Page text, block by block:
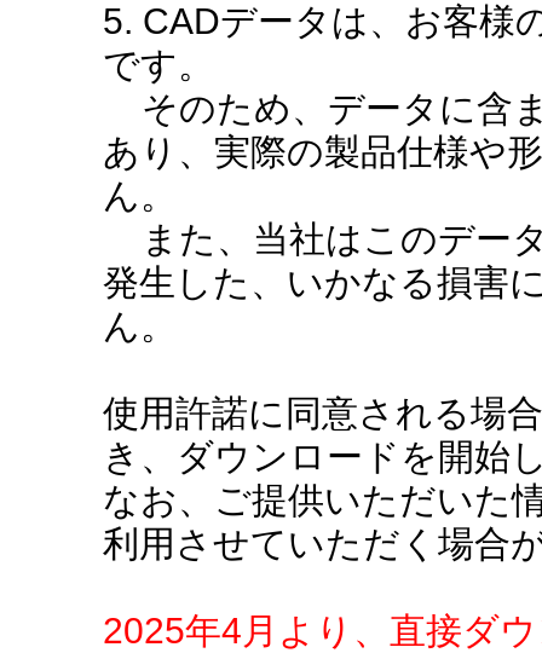
5. CADデータは、お客様
です。
そのため、データに含
あり、実際の製品仕様や
ん。
また、当社はこのデー
発生した、いかなる損害
ん。
使用許諾に同意される場
き、ダウンロードを開始
なお、ご提供いただいた
利用させていただく場合
2025年4月より、直接ダ